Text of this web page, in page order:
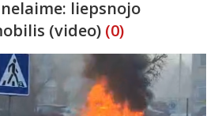
liepsnojo
(video) (0)